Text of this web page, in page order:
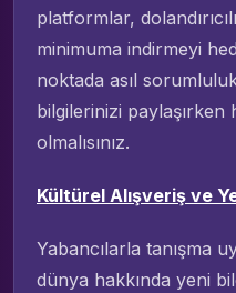
platformlar,
minimuma indirmeyi
noktada asıl
bilgilerinizi paylaşırken
olmalısınız.
Kültürel Alışveriş ve
Yabancılarla tanışma
dünya hakkında yeni